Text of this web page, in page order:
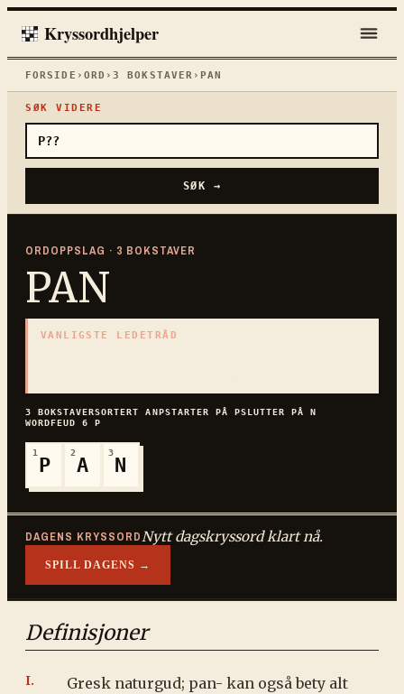
Kryssordhjelper
FORSIDE › ORD ›3 BOKSTAVER › PAN
SØK VIDERE
SØK →
ORDOPPSLAG · 3 BOKSTAVER
PAN
VANLIGSTE LEDETRÅD
3 BOKSTAVERSORTERTANPSTARTER PÅ PSLUTTER PÅN
WORDFEUD6 P
1
P
2
A
3
N
DAGENS KRYSSORDNytt dagskryssord klart nå.
SPILL DAGENS →
Definisjoner
Gresk naturgud; pan- kan også bety alt